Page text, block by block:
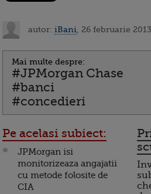
autor: iBani , 26 februarie
Mai multe despre:
#JPMorgan Chase
#banci
#concedieri
Pe acelasi subiect:
JPMorgan isi
monitorizeaza angajatii
cu metode folosite de
CIA